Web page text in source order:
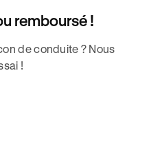
remboursé !
de conduite ? Nous
!